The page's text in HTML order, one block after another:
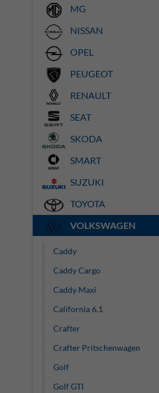
MG
NISSAN
OPEL
PEUGEOT
RENAULT
SEAT
SKODA
SMART
SUZUKI
TOYOTA
VOLKSWAGEN
Caddy
Caddy Cargo
Caddy Maxi
California 6.1
Crafter
Crafter Pritschenwagen
Golf
Golf GTI